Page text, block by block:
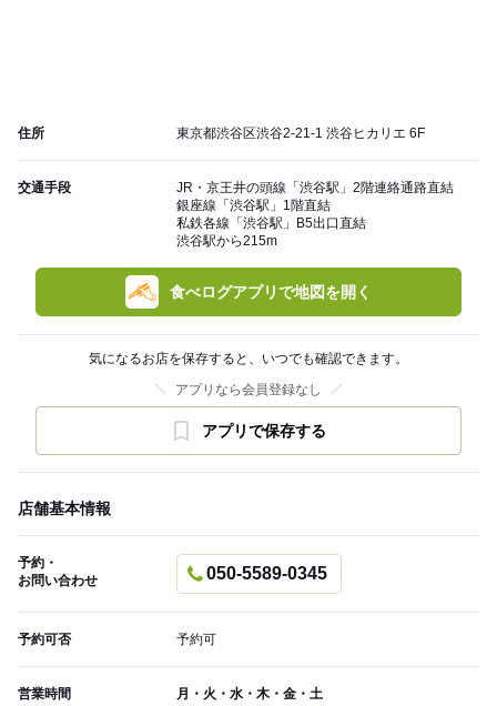
住所 東京都渋谷区渋谷2-21-1 渋谷ヒカリエ 6F
交通手段
JR・京王井の頭線「渋谷駅」2階連絡通路直結
銀座線「渋谷駅」1階直結
私鉄各線「渋谷駅」B5出口直結
渋谷駅から215m
食べログアプリで地図を開く
気になるお店を保存すると、いつでも確認できます。
アプリなら会員登録なし
アプリで保存する
店舗基本情報
予約・
お問い合わせ
050-5589-0345
予約可否 予約可
営業時間 月・火・水・木・金・土